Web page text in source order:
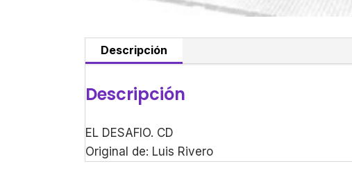
Descripción
Descripción
EL DESAFIO. CD
Original de: Luis Rivero